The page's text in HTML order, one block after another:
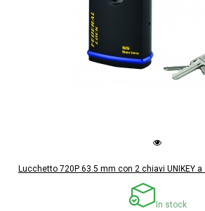
Lucchetto 720P 63.5 mm con 2 chiavi UNIKEY a
In stock